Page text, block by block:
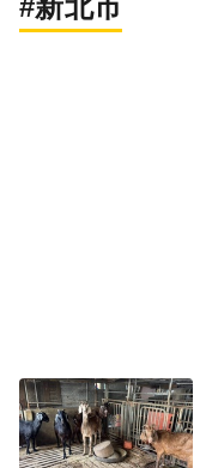
#新北市